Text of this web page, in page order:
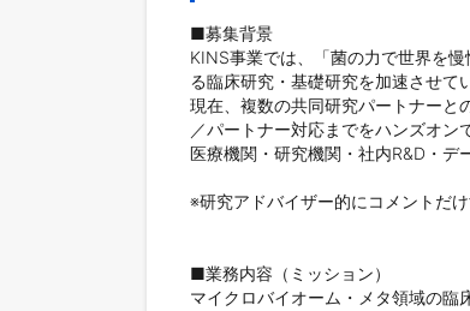
■募集背景
KINS事業では、「菌の力で世界を
る臨床研究・基礎研究を加速させて
現在、複数の共同研究パートナーと
／パートナー対応までをハンズオン
医療機関・研究機関・社内R&D・デ
※研究アドバイザー的にコメントだ
■業務内容（ミッション）
マイクロバイオーム・メタ領域の臨